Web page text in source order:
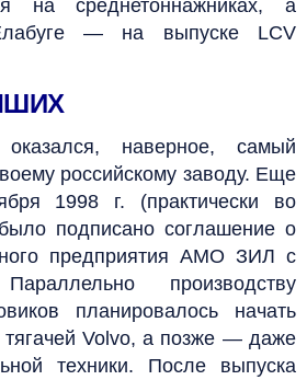
на среднетоннажниках, а
— на выпуске LCV
наверное, самый
российскому заводу. Еще
1998 г. (практически во
подписано соглашение о
предприятия АМО ЗИЛ с
производству
планировалось начать
тягачей Volvo, а позже — даже
техники. После выпуска